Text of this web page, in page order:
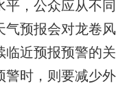
，公众应从不同
预报会对龙卷
近预报预警的
时，则要减少外